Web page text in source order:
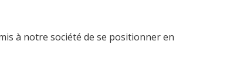
à notre société de se positionner en